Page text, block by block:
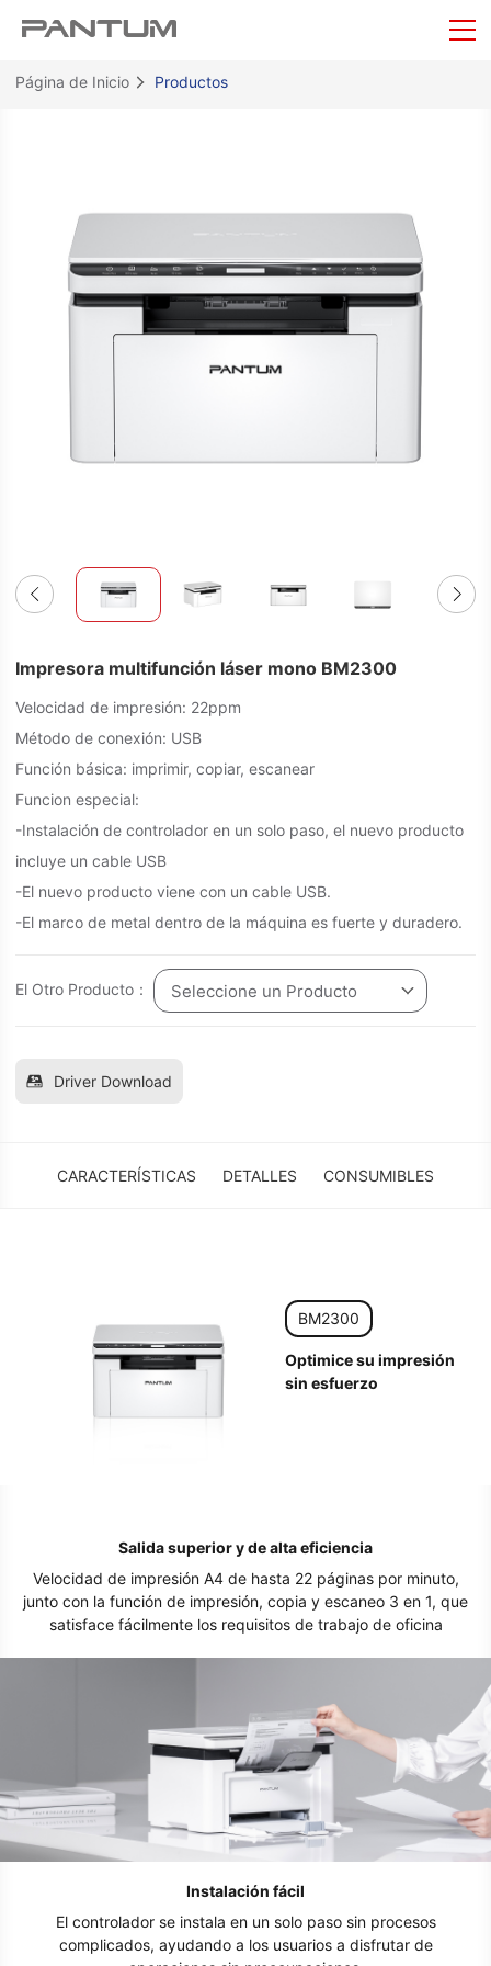
Página de Inicio Productos
Impresora multifunción láser mono BM2300
Velocidad de impresión: 22ppm
Método de conexión: USB
Función básica: imprimir, copiar, escanear
Funcion especial:
-Instalación de controlador en un solo paso, el nuevo producto
incluye un cable USB
-El nuevo producto viene con un cable USB.
-El marco de metal dentro de la máquina es fuerte y duradero.
El Otro Producto： Seleccione un Producto
Driver Download
CARACTERÍSTICAS DETALLES CONSUMIBLES
BM2300
Optimice su impresión
sin esfuerzo
Salida superior y de alta eficiencia
Velocidad de impresión A4 de hasta 22 páginas por minuto,
junto con la función de impresión, copia y escaneo 3 en 1, que
satisface fácilmente los requisitos de trabajo de oficina
Instalación fácil
El controlador se instala en un solo paso sin procesos
complicados, ayudando a los usuarios a disfrutar de